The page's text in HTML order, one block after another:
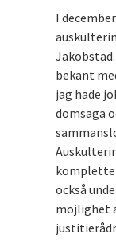
I
bekant
jag hade
domsaga
också
möjlighet